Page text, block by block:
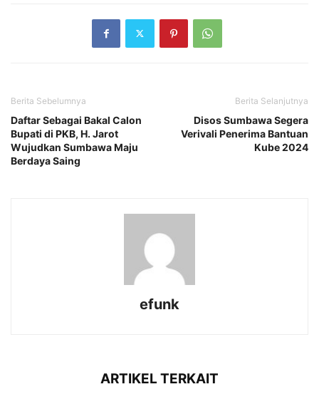
Berita Sebelumnya
Daftar Sebagai Bakal Calon
Bupati di PKB, H. Jarot
Wujudkan Sumbawa Maju
Berdaya Saing
Berita Selanjutnya
Disos Sumbawa Segera
Verivali Penerima Bantuan
Kube 2024
efunk
ARTIKEL TERKAIT